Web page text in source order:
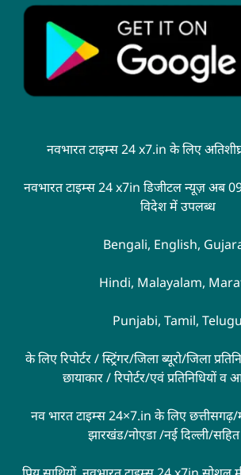
नवभारत टाइम्स 24 x7.in के लिए
नवभारत टाइम्स 24 x7in डिजीटल न्यूज़ अब
विदेश में उपलब्ध
Bengali, English,
Hindi, Malayalam,
Punjabi, Tamil, Telugu
के लिए रिपोर्टर / स्ट्रिंगर/जिला ब्यूरो/जिला
छायाकार / रिपोर्टर/एवं प्रतिनिधियों
नव भारत टाइम्स 24×7.in के लिए छत्तीसगढ़/
झारखंड/नोएडा /नई दिल्ली/